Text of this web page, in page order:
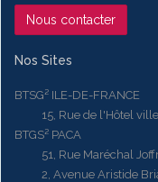
Nous contacter
Nos Sites
BTSG² ILE-DE-FRANCE
15, Rue de l'Hôtel ville
BTGS² PACA
51, Rue Maréchal
2, Avenue Aristide